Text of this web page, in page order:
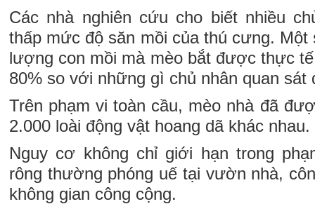
Các nhà nghiên cứu cho biết nhiều
thấp mức độ săn mồi của thú cưng. Một
lượng con mồi mà mèo bắt được thực
80% so với những gì chủ nhân quan sát
Trên phạm vi toàn cầu, mèo nhà đã
2.000 loài động vật hoang dã khác nhau.
Nguy cơ không chỉ giới hạn trong
rông thường phóng uế tại vườn nhà,
không gian công cộng.